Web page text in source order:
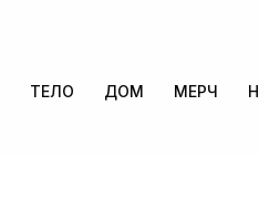
ТЕЛО ДОМ МЕРЧ